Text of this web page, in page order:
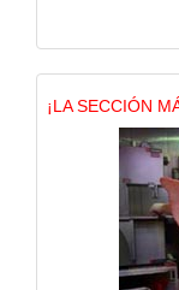
¡LA SECCIÓN